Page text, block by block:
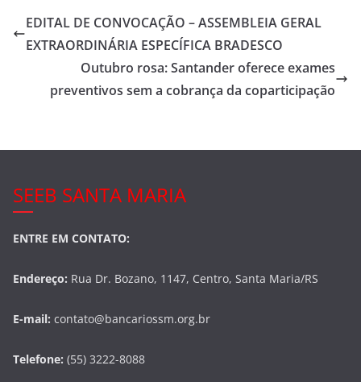
e
b
o
er e
EDITAL DE CONVOCAÇÃO – ASSEMBLEIA GERAL
EXTRAORDINÁRIA ESPECÍFICA BRADESCO
Outubro rosa: Santander oferece exames
preventivos sem a cobrança da coparticipação
SEEB SANTA MARIA
ENTRE EM CONTATO:
Endereço: Rua Dr. Bozano, 1147, Centro, Santa Maria/RS
E-mail: contato@bancariossm.org.br
Telefone: (55) 3222-8088